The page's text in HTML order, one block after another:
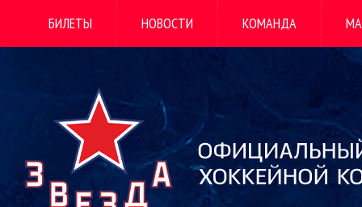
БИЛЕТЫ НОВОСТИ КОМАНДА